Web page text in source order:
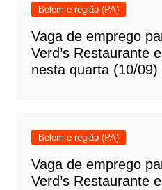
Belém e região (PA)
Vaga de emprego
Verd’s Restaurante
nesta quarta (10/09)
Belém e região (PA)
Vaga de emprego
Verd’s Restaurante